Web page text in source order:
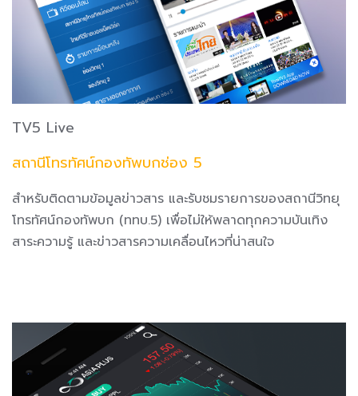
TV5 Live
สถานีโทรทัศน์กองทัพบกช่อง 5
สำหรับติดตามข้อมูลข่าวสาร และรับชมรายการของสถานีวิทยุ
โทรทัศน์กองทัพบก (ททบ.5) เพื่อไม่ให้พลาดทุกความบันเทิง
สาระความรู้ และข่าวสารความเคลื่อนไหวที่น่าสนใจ